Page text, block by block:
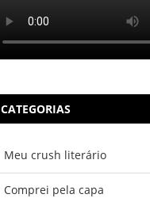
CATEGORIAS
Meu crush literário
Comprei pela capa